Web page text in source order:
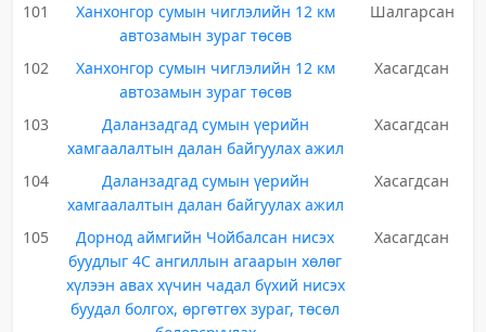
101
Ханхонгор сумын чиглэлийн 12 км
автозамын зураг төсөв
Шалгарсан
102
Ханхонгор сумын чиглэлийн 12 км
автозамын зураг төсөв
Хасагдсан
103
Даланзадгад сумын үерийн
хамгаалалтын далан байгуулах ажил
Хасагдсан
104
Даланзадгад сумын үерийн
хамгаалалтын далан байгуулах ажил
Хасагдсан
105
Дорнод аймгийн Чойбалсан нисэх
буудлыг 4С ангиллын агаарын хөлөг
хүлээн авах хүчин чадал бүхий нисэх
буудал болгох, өргөтгөх зураг, төсөл
Хасагдсан